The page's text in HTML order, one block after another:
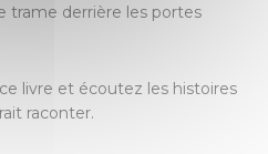
trame derrière les portes
livre et écoutez les histoires
raconter.